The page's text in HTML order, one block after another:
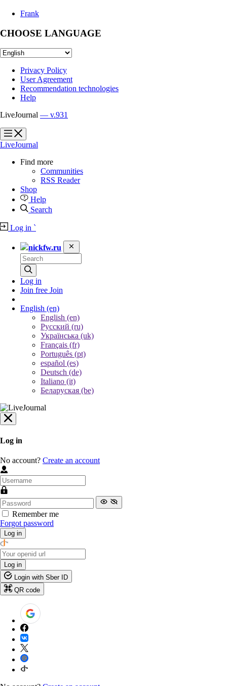
Frank
CHOOSE LANGUAGE
Privacy Policy
User Agreement
Recommendation technologies
Help
LiveJournal — v.931
?
?
LiveJournal
Find more
Communities
RSS Reader
Shop
Help
Search
Log in `
nickfw.ru
Log in
Join free Join
English (en)
English (en)
Русский (ru)
Українська (uk)
Français (fr)
Português (pt)
español (es)
Deutsch (de)
Italiano (it)
Беларуская (be)
Log in
No account? Create an account
Remember me
Forgot password
Log in
Log in
Login with Sber ID
QR code